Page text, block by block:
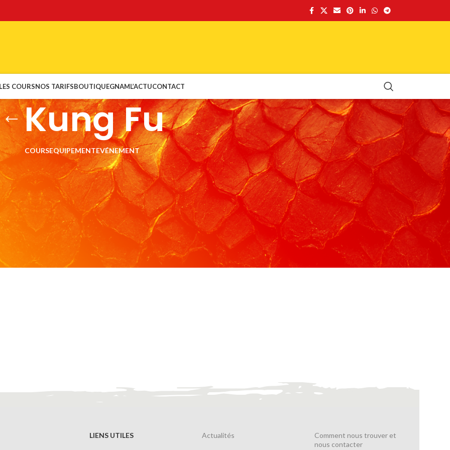
COURSNOS TARIFSBOUTIQUEGNAML’ACTUCONTACT
Kung Fu
COURSEQUIPEMENTEVÉNEMENT
l’horizon
bientôt lancée !
LIENS UTILES
Actualités
Comment nous trouver et
nous contacter